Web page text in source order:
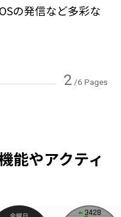
の発信など多彩な
2 /6 Pages
能やアクティ